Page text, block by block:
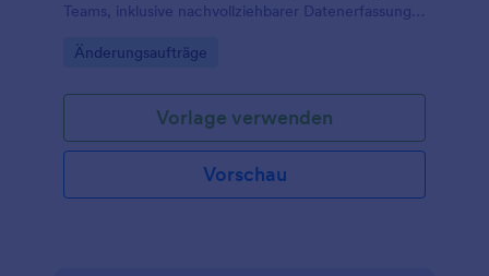
Teams, inklusive nachvollziehbarer Datenerfassung
mit Jotform.
Go to Category:
Änderungsaufträge
Vorlage verwenden
Vorschau